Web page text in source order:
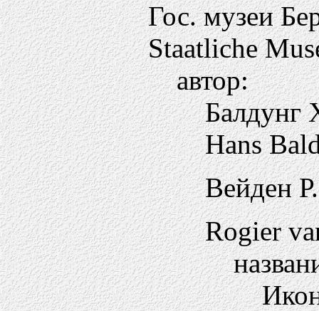
Гос. музеи
Staatliche
автор:
Балдунг
Hans
Вейден
Rogier